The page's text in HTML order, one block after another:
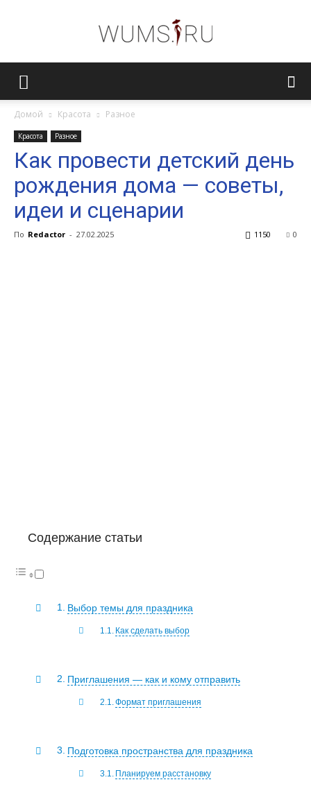
Домой Красота Разное
Красота Разное
Как провести детский день
рождения дома — советы,
идеи и сценарии
По Redactor - 27.02.2025 0
1150
Содержание статьи
Выбор темы для праздника
Как сделать выбор
Приглашения — как и кому отправить
Формат приглашения
Подготовка пространства для праздника
Планируем расстановку